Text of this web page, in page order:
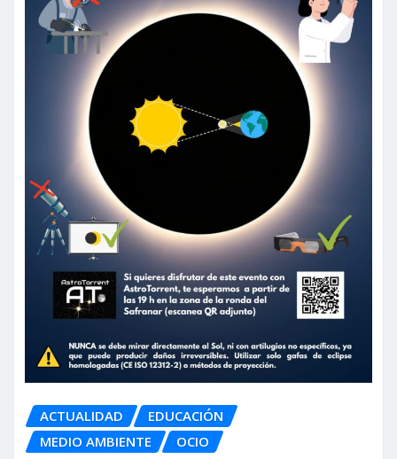
ACTUALIDAD
EDUCACIÓN
MEDIO AMBIENTE
OCIO